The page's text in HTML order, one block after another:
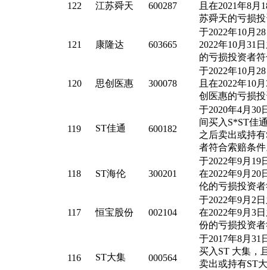
122 江苏舜天 600287
且在2021年8月
苏舜天的亏损
121 康隆达 603665
于2022年10月
2022年10月31
的亏损投资者
120 思创医惠 300078
于2022年10月
且在2022年10
创医惠的亏损
119 ST佳通 600182
于2020年4月30
间买入S*ST佳
之后卖出或持
者符合索赔条
118 ST海伦 300201
于2022年9月19
在2022年9月20
伦的亏损投资
117 恒宝股份 002104
于2022年9月2
在2022年9月3
份的亏损投资
116 ST大集 000564
于2017年8月31
买入ST 大集，
卖出或持有ST